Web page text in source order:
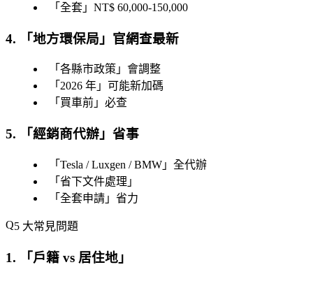
「 全套 」NT$ 60,000-150,000
4. 「地方環保局 」官網查最新
「 各縣市政策 」會調整
「 2026 年 」可能新加碼
「 買車前 」必查
5. 「經銷商代辦 」省事
「 Tesla / Luxgen / BMW 」全代辦
「 省下文件處理 」
「 全套申請 」省力
5 大常見問題
1. 「戶籍 vs 居住地 」